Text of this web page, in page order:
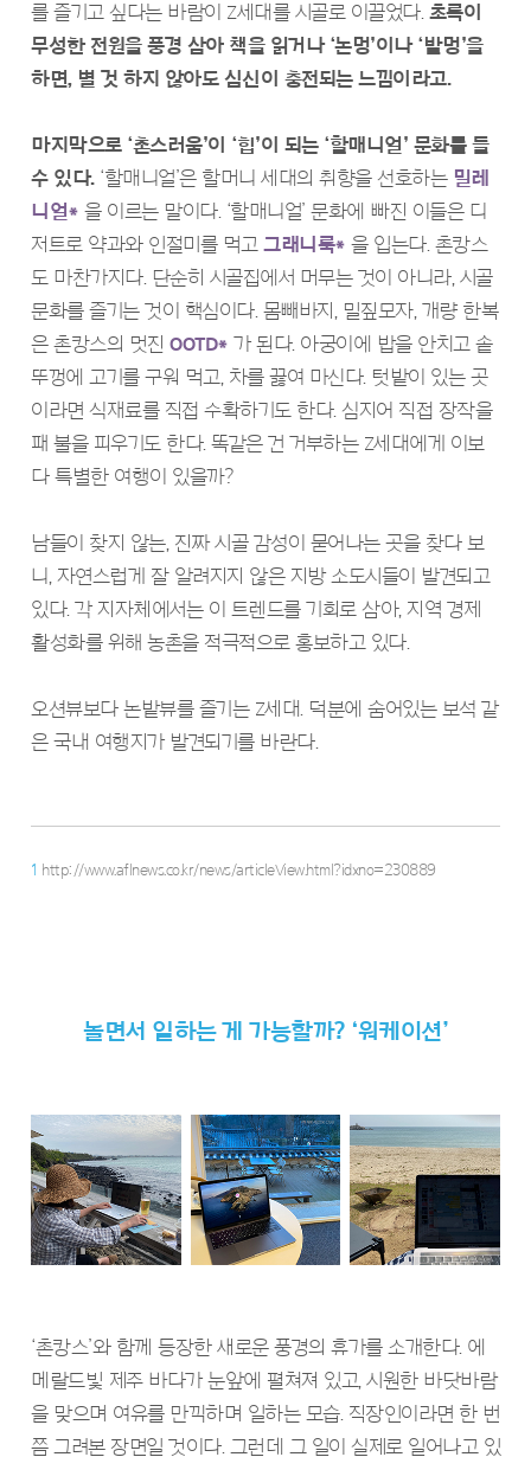
를 즐기고 싶다는 바람이 Z세대를 시골로 이끌었다. 초록이
무성한 전원을 풍경 삼아 책을 읽거나 ‘논멍’이나 ‘밭멍’을
하면, 별 것 하지 않아도 심신이 충전되는 느낌이라고.
마지막으로 ‘촌스러움’이 ‘힙’이 되는 ‘할매니얼’ 문화를 들
수 있다.‘할매니얼’은 할머니 세대의 취향을 선호하는 밀레
니얼* 을 이르는 말이다. ‘할매니얼’ 문화에 빠진 이들은 디
저트로 약과와 인절미를 먹고 그래니룩* 을 입는다. 촌캉스
도 마찬가지다. 단순히 시골집에서 머무는 것이 아니라, 시골
문화를 즐기는 것이 핵심이다. 몸빼바지, 밀짚모자, 개량 한복
은 촌캉스의 멋진 OOTD* 가 된다. 아궁이에 밥을 안치고 솥
뚜껑에 고기를 구워 먹고, 차를 끓여 마신다. 텃밭이 있는 곳
이라면 식재료를 직접 수확하기도 한다. 심지어 직접 장작을
패 불을 피우기도 한다. 똑같은 건 거부하는 Z세대에게 이보
다 특별한 여행이 있을까?
남들이 찾지 않는, 진짜 시골 감성이 묻어나는 곳을 찾다 보
니, 자연스럽게 잘 알려지지 않은 지방 소도시들이 발견되고
있다. 각 지자체에서는 이 트렌드를 기회로 삼아, 지역 경제
활성화를 위해 농촌을 적극적으로 홍보하고 있다.
오션뷰보다 논밭뷰를 즐기는 Z세대. 덕분에 숨어있는 보석 같
은 국내 여행지가 발견되기를 바란다.
1 http://www.aflnews.co.kr/news/articleView.html?idxno=230889
놀면서 일하는 게 가능할까? ‘워케이션’
‘촌캉스’와 함께 등장한 새로운 풍경의 휴가를 소개한다. 에
메랄드빛 제주 바다가 눈앞에 펼쳐져 있고, 시원한 바닷바람
을 맞으며 여유를 만끽하며 일하는 모습. 직장인이라면 한 번
쯤 그려본 장면일 것이다. 그런데 그 일이 실제로 일어나고 있